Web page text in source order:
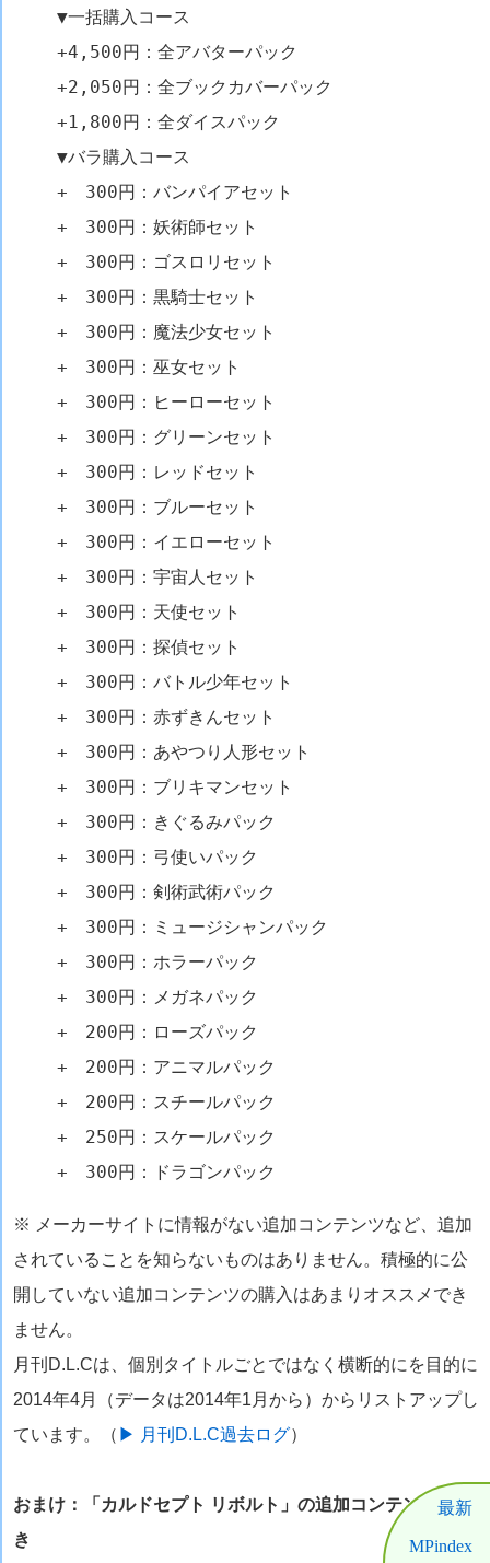
▼一括購入コース
+4,500円：全アバターパック
+2,050円：全ブックカバーパック
+1,800円：全ダイスパック
▼バラ購入コース
+ 300円：バンパイアセット
+ 300円：妖術師セット
+ 300円：ゴスロリセット
+ 300円：黒騎士セット
+ 300円：魔法少女セット
+ 300円：巫女セット
+ 300円：ヒーローセット
+ 300円：グリーンセット
+ 300円：レッドセット
+ 300円：ブルーセット
+ 300円：イエローセット
+ 300円：宇宙人セット
+ 300円：天使セット
+ 300円：探偵セット
+ 300円：バトル少年セット
+ 300円：赤ずきんセット
+ 300円：あやつり人形セット
+ 300円：ブリキマンセット
+ 300円：きぐるみパック
+ 300円：弓使いパック
+ 300円：剣術武術パック
+ 300円：ミュージシャンパック
+ 300円：ホラーパック
+ 300円：メガネパック
+ 200円：ローズパック
+ 200円：アニマルパック
+ 200円：スチールパック
+ 250円：スケールパック
+ 300円：ドラゴンパック
※ メーカーサイトに情報がない追加コンテンツなど、追加
されていることを知らないものはありません。積極的に公
開していない追加コンテンツの購入はあまりオススメでき
ません。
月刊D.L.Cは、個別タイトルごとではなく横断的にを目的に
2014年4月（データは2014年1月から）からリストアップし
ています。（ ▶ 月刊D.L.C過去ログ）
おまけ：「カルドセプト リボルト」の追加コンテンツ逆引
き
最新
MPindex